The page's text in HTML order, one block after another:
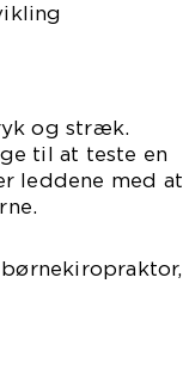
og stræk.
til at teste en
leddene med at